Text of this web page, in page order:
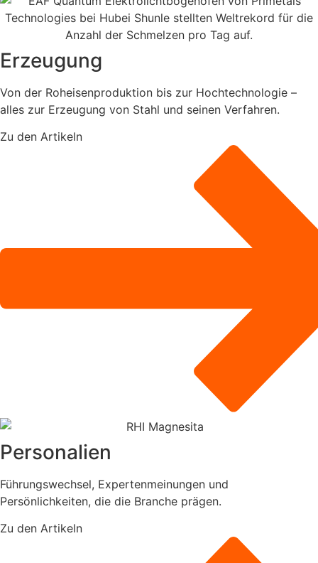
Erzeugung
Von der Roheisenproduktion bis zur Hochtechnologie –
alles zur Erzeugung von Stahl und seinen Verfahren.
Zu den Artikeln
Personalien
Führungswechsel, Expertenmeinungen und
Persönlichkeiten, die die Branche prägen.
Zu den Artikeln